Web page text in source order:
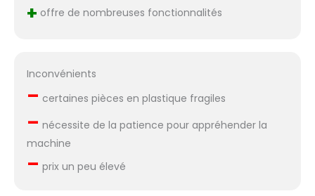
+ offre de nombreuses fonctionnalités
Inconvénients
– certaines pièces en plastique fragiles
– nécessite de la patience pour appréhender la
machine
– prix un peu élevé